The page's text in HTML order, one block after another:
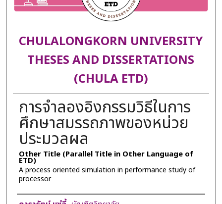
CHULALONGKORN UNIVERSITY
THESES AND DISSERTATIONS
(CHULA ETD)
การจำลองอิงกรรมวิธีในการ
ศึกษาสมรรถภาพของหน่วย
ประมวลผล
Other Title (Parallel Title in Other Language of
ETD)
A process oriented simulation in performance study of
processor
Author